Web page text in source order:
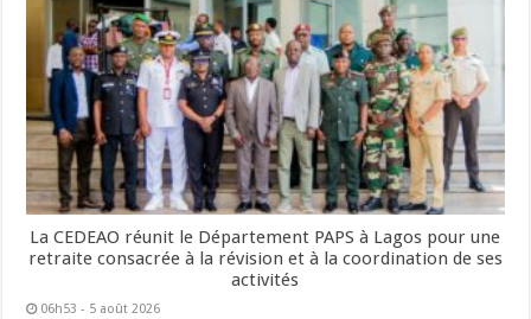
La CEDEAO réunit le Département PAPS à Lagos pour une
retraite consacrée à la révision et à la coordination de ses
activités
06h53 - 5 août 2026